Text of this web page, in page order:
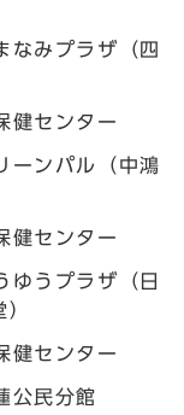
みプラザ（四
健センター
ーンパル（中鴻
健センター
うプラザ（日
健センター
公民分館